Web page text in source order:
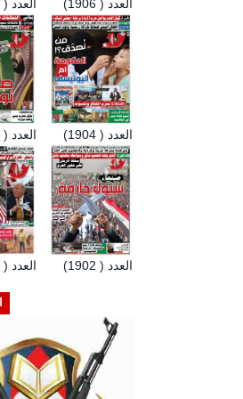
العدد ( 1907) العدد ( 1906)
العدد ( 1905) العدد ( 1904)
العدد ( 1903) العدد ( 1902)